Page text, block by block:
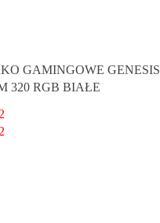
GAMINGOWE GENESIS
320 RGB BIAŁE